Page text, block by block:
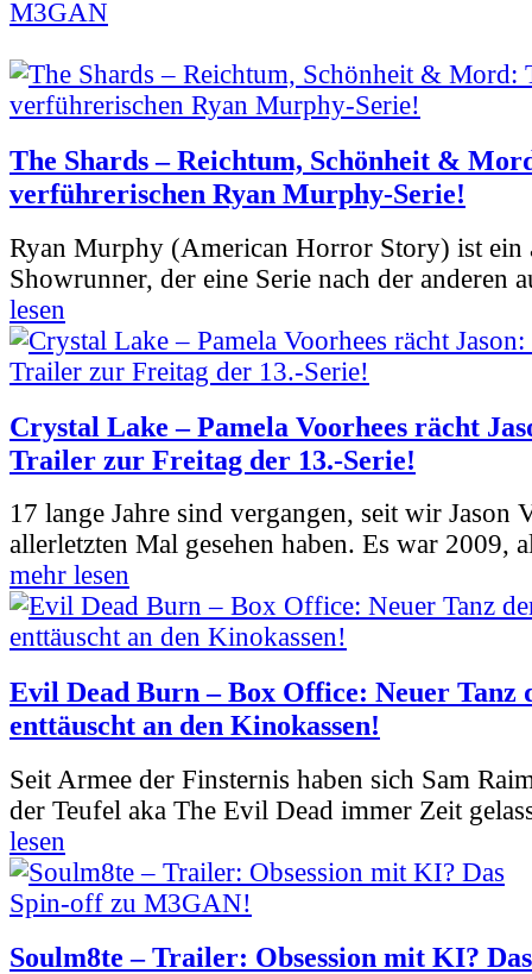
M3GAN
The Shards – Reichtum, Schönheit &
verführerischen Ryan Murphy-Serie!
Ryan Murphy (American Horror Story) ist ein
Showrunner, der eine Serie nach der anderen
lesen
Crystal Lake – Pamela Voorhees rächt
Trailer zur Freitag der 13.-Serie!
17 lange Jahre sind vergangen, seit wir Jason
allerletzten Mal gesehen haben. Es war 2009,
mehr lesen
Evil Dead Burn – Box Office: Neuer Tanz
enttäuscht an den Kinokassen!
Seit Armee der Finsternis haben sich Sam
der Teufel aka The Evil Dead immer Zeit
lesen
Soulm8te – Trailer: Obsession mit KI?